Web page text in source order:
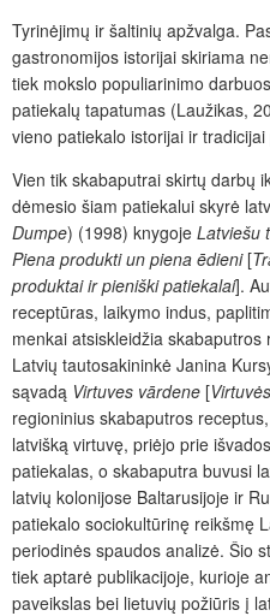
Tyrinėjimų ir šaltinių apžvalga.
gastronomijos istorijai skiriama
tiek mokslo populiarinimo
patiekalų tapatumas (Laužikas,
vieno patiekalo istorijai ir
Vien tik skabaputrai skirtų darbų
dėmesio šiam patiekalui skyrė
Dumpe) (1998) knygoje Latviešu
Piena produkti un piena ēdieni [
produktai ir pieniški patiekalai].
receptūras, laikymo indus,
menkai atsiskleidžia
Latvių tautosakininkė Janina
sąvadą Virtuves vārdene [
regioninius skabaputros
latvišką virtuvę, priėjo prie
patiekalas, o skabaputra buvusi
latvių kolonijose Baltarusijoje ir
patiekalo sociokultūrinę reikšmę
periodinės spaudos analizė. Šio
tiek aptarė publikacijoje, kurioje
paveikslas bei lietuvių požiūris į